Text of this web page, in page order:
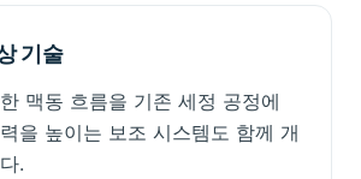
기술
맥동 흐름을 기존 세정 공정에
을 높이는 보조 시스템도 함께 개
.